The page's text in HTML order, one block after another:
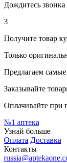
Дождитесь звонка
3
Получите товар
Только
Предлагаем
Заказывайте
Оплачивайте при
№1 аптека
Узнай больше
Оплата Доставка
Контакты